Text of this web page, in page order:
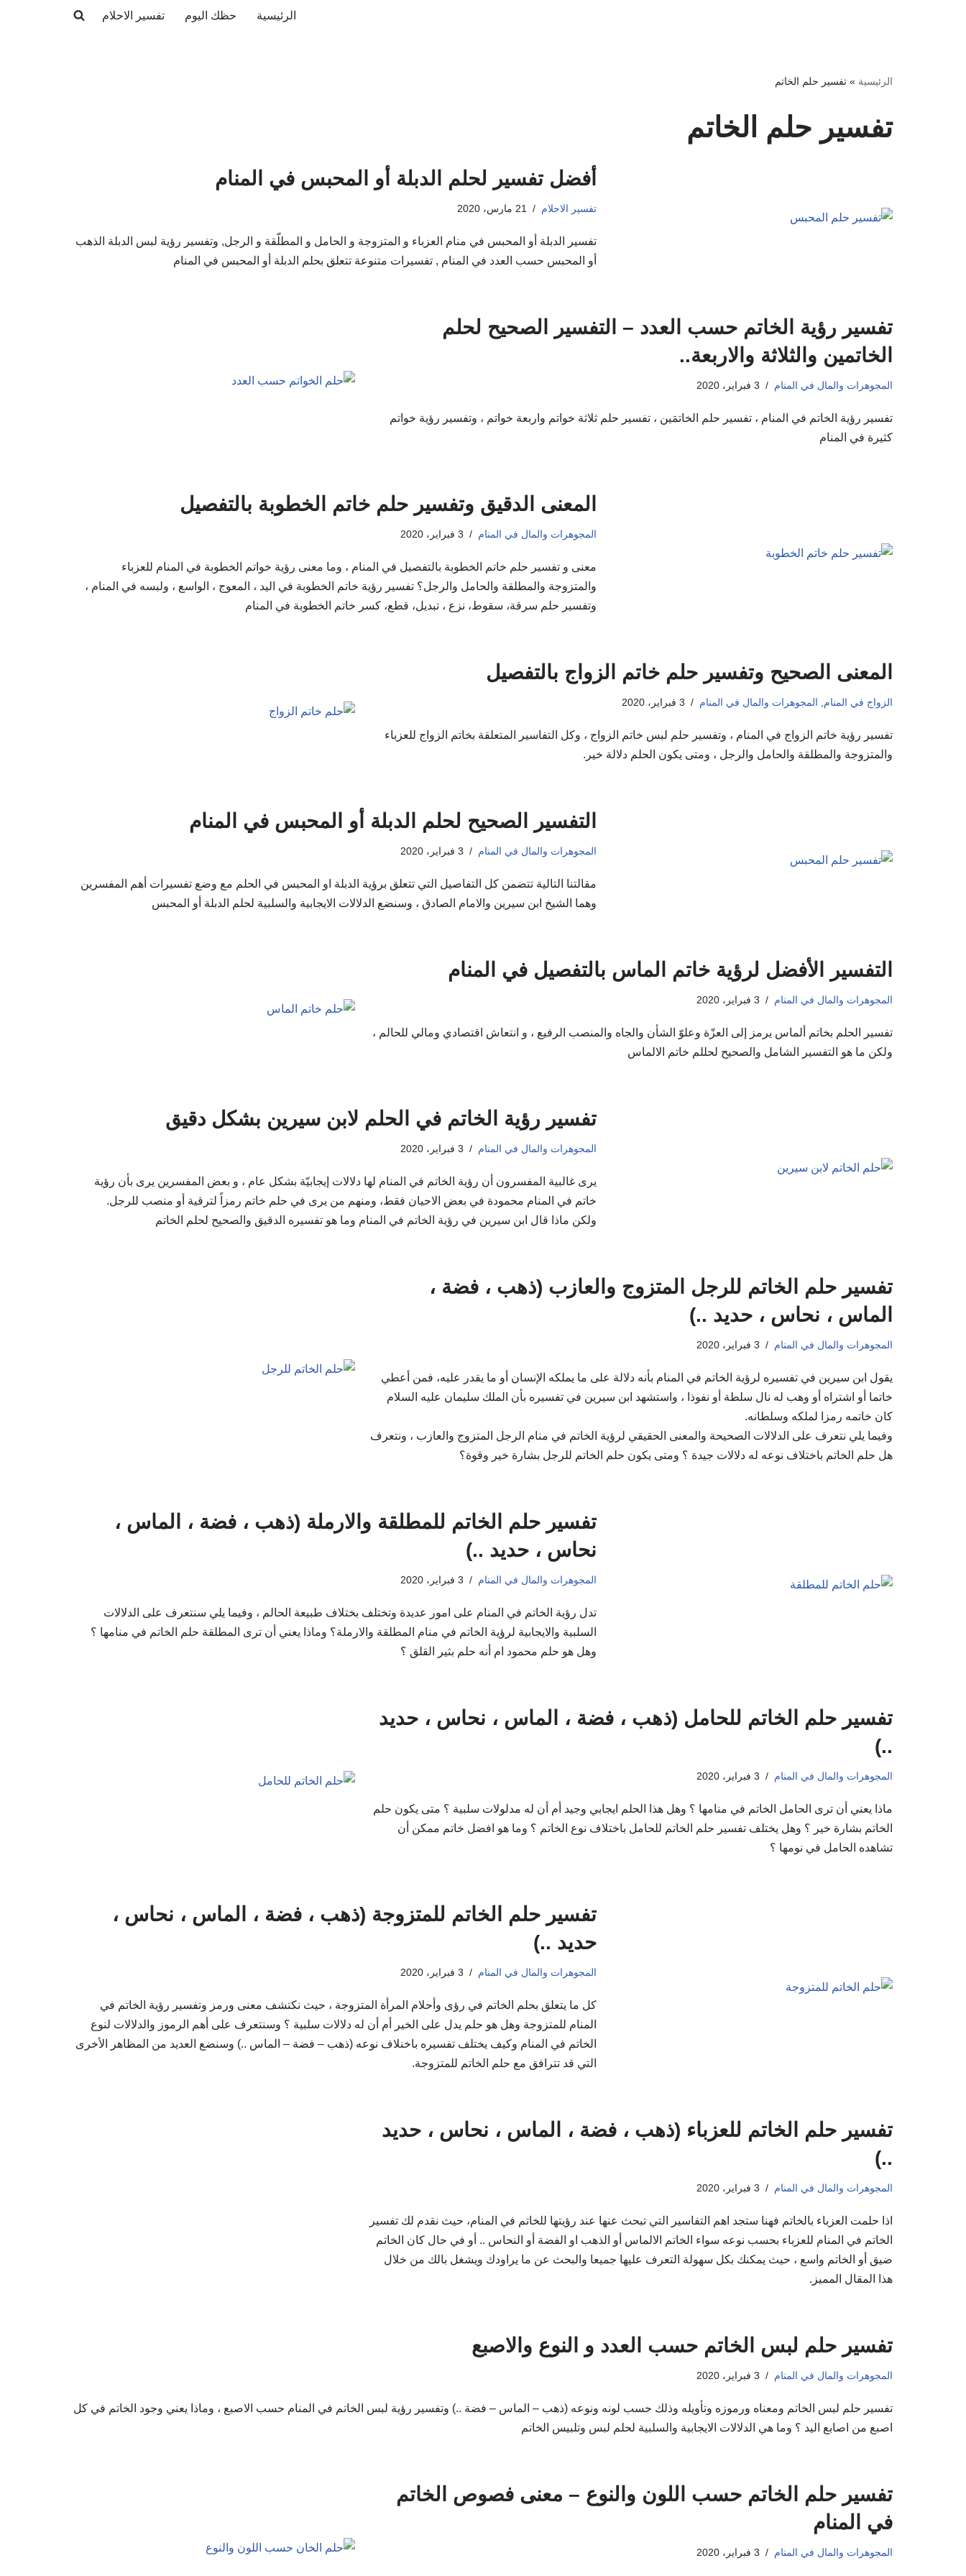
الرئيسية حظك اليوم تفسير الاحلام
الرئيسية » تفسير حلم الخاتم
تفسير حلم الخاتم
أفضل تفسير لحلم الدبلة أو المحبس في المنام
تفسير الاحلام 21 مارس، 2020
تفسير الدبلة أو المحبس في منام العزباء و المتزوجة و الحامل و المطلّقة و الرجل, وتفسير رؤية لبس الدبلة الذهب
أو المحبس حسب العدد في المنام , تفسيرات متنوعة تتعلق بحلم الدبلة أو المحبس في المنام
تفسير رؤية الخاتم حسب العدد – التفسير الصحيح لحلم
الخاتمين والثلاثة والاربعة..
المجوهرات والمال في المنام 3 فبراير، 2020
تفسير رؤية الخاتم في المنام ، تفسير حلم الخاتمَين ، تفسير حلم ثلاثة خواتم واربعة خواتم ، وتفسير رؤية خواتم
كثيرة في المنام
المعنى الدقيق وتفسير حلم خاتم الخطوبة بالتفصيل
المجوهرات والمال في المنام 3 فبراير، 2020
معنى و تفسير حلم خاتم الخطوبة بالتفصيل في المنام ، وما معنى رؤية خواتم الخطوبة في المنام للعزباء
والمتزوجة والمطلقة والحامل والرجل؟ تفسير رؤية خاتم الخطوبة في اليد ، المعوج ، الواسع ، ولبسه في المنام ،
وتفسير حلم سرقة، سقوط، نزع ، تبديل، قطع، كسر خاتم الخطوبة في المنام
المعنى الصحيح وتفسير حلم خاتم الزواج بالتفصيل
الزواج في المنام المجوهرات والمال في المنام 3 فبراير، 2020
تفسير رؤية خاتم الزواج في المنام ، وتفسير حلم لبس خاتم الزواج ، وكل التفاسير المتعلقة بخاتم الزواج للعزباء
والمتزوجة والمطلقة والحامل والرجل ، ومتى يكون الحلم دلالة خير.
التفسير الصحيح لحلم الدبلة أو المحبس في المنام
المجوهرات والمال في المنام 3 فبراير، 2020
مقالتنا التالية تتضمن كل التفاصيل التي تتعلق برؤية الدبلة او المحبس في الحلم مع وضع تفسيرات أهم المفسرين
وهما الشيخ ابن سيرين والامام الصادق ، وسنضع الدلالات الايجابية والسلبية لحلم الدبلة أو المحبس
التفسير الأفضل لرؤية خاتم الماس بالتفصيل في المنام
المجوهرات والمال في المنام 3 فبراير، 2020
تفسير الحلم بخاتم ألماس يرمز إلى العزّة وعلوّ الشأن والجاه والمنصب الرفيع ، و انتعاش اقتصادي ومالي للحالم ،
ولكن ما هو التفسير الشامل والصحيح لحللم خاتم الالماس
تفسير رؤية الخاتم في الحلم لابن سيرين بشكل دقيق
المجوهرات والمال في المنام 3 فبراير، 2020
يرى غالبية المفسرون أن رؤية الخاتم في المنام لها دلالات إيجابيّة بشكل عام ، و بعض المفسرين يرى بأن رؤية
خاتم في المنام محمودة في بعض الاحيان فقط، ومنهم من يرى في حلم خاتم رمزاً لترقية أو منصب للرجل.
ولكن ماذا قال ابن سيرين في رؤية الخاتم في المنام وما هو تفسيره الدقيق والصحيح لحلم الخاتم
تفسير حلم الخاتم للرجل المتزوج والعازب (ذهب ، فضة ،
الماس ، نحاس ، حديد ..)
المجوهرات والمال في المنام 3 فبراير، 2020
يقول ابن سيرين في تفسيره لرؤية الخاتم في المنام بأنه دلالة على ما يملكه الإنسان أو ما يقدر عليه، فمن أعطي
خاتما أو اشتراه أو وهب له نال سلطة أو نفوذا ، واستشهد ابن سيرين في تفسيره بأن الملك سليمان عليه السلام
كان خاتمه رمزا لملكه وسلطانه.
وفيما يلي نتعرف على الدلالات الصحيحة والمعنى الحقيقي لرؤية الخاتم في منام الرجل المتزوج والعازب ، ونتعرف
هل حلم الخاتم باختلاف نوعه له دلالات جيدة ؟ ومتى يكون حلم الخاتم للرجل بشارة خير وقوة؟
تفسير حلم الخاتم للمطلقة والارملة (ذهب ، فضة ، الماس ،
نحاس ، حديد ..)
المجوهرات والمال في المنام 3 فبراير، 2020
تدل رؤية الخاتم في المنام على امور عديدة وتختلف بختلاف طبيعة الحالم ، وفيما يلي سنتعرف على الدلالات
السلبية والايجابية لرؤية الخاتم في منام المطلقة والارملة؟ وماذا يعني أن ترى المطلقة حلم الخاتم في منامها ؟
وهل هو حلم محمود ام أنه حلم بثير القلق ؟
تفسير حلم الخاتم للحامل (ذهب ، فضة ، الماس ، نحاس ، حديد
..)
المجوهرات والمال في المنام 3 فبراير، 2020
ماذا يعني أن ترى الحامل الخاتم في منامها ؟ وهل هذا الحلم ايجابي وجيد أم أن له مدلولات سلبية ؟ متى يكون حلم
الخاتم بشارة خير ؟ وهل يختلف تفسير حلم الخاتم للحامل باختلاف نوع الخاتم ؟ وما هو افضل خاتم ممكن أن
تشاهده الحامل في نومها ؟
تفسير حلم الخاتم للمتزوجة (ذهب ، فضة ، الماس ، نحاس ،
حديد ..)
المجوهرات والمال في المنام 3 فبراير، 2020
كل ما يتعلق بحلم الخاتم في رؤى وأحلام المرأة المتزوجة ، حيث نكتشف معنى ورمز وتفسير رؤية الخاتم في
المنام للمتزوجة وهل هو حلم يدل على الخير أم أن له دلالات سلبية ؟ وسنتعرف على أهم الرموز والدلالات لنوع
الخاتم في المنام وكيف يختلف تفسيره باخنلاف نوعه (ذهب – فضة – الماس ..) وسنضع العديد من المظاهر الأخرى
التي قد تترافق مع حلم الخاتم للمتزوجة.
تفسير حلم الخاتم للعزباء (ذهب ، فضة ، الماس ، نحاس ، حديد
..)
المجوهرات والمال في المنام 3 فبراير، 2020
اذا حلمت العزباء بالخاتم فهنا ستجد اهم التفاسير التي تبحث عنها عند رؤيتها للخاتم في المنام، حيث نقدم لك تفسير
الخاتم في المنام للعزباء بحسب نوعه سواء الخاتم الالماس أو الذهب او الفضة أو النحاس .. أو في حال كان الخاتم
ضيق أو الخاتم واسع ، حيث يمكنك بكل سهولة التعرف عليها جميعا والبحث عن ما يراودك ويشغل بالك من خلال
هذا المقال المميز.
تفسير حلم لبس الخاتم حسب العدد و النوع والاصبع
المجوهرات والمال في المنام 3 فبراير، 2020
تفسير حلم لبس الخاتم ومعناه ورموزه وتأويله وذلك حسب لونه ونوعه (ذهب – الماس – فضة ..) وتفسير رؤية لبس الخاتم في المنام حسب الاصبع ، وماذا يعني وجود الخاتم في كل
اصبع من اصابع اليد ؟ وما هي الدلالات الايجابية والسلبية لحلم لبس وتلبيس الخاتم
تفسير حلم الخاتم حسب اللون والنوع – معنى فصوص الخاتم
في المنام
المجوهرات والمال في المنام 3 فبراير، 2020